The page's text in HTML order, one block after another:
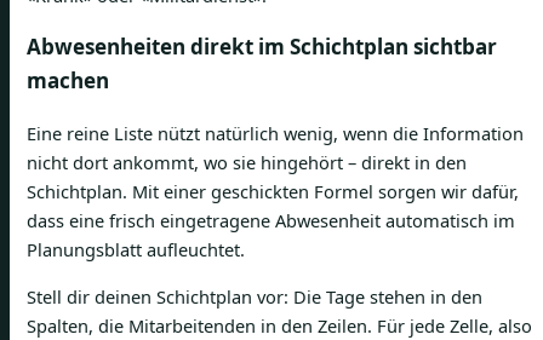
Abwesenheiten direkt im Schichtplan sichtbar
machen
Eine reine Liste nützt natürlich wenig, wenn die Information
nicht dort ankommt, wo sie hingehört – direkt in den
Schichtplan. Mit einer geschickten Formel sorgen wir dafür,
dass eine frisch eingetragene Abwesenheit automatisch im
Planungsblatt aufleuchtet.
Stell dir deinen Schichtplan vor: Die Tage stehen in den
Spalten, die Mitarbeitenden in den Zeilen. Für jede Zelle, also